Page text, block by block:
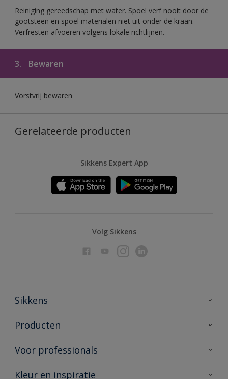
Reiniging gereedschap met water. Spoel verf nooit door de
gootsteen en spoel materialen niet uit onder de kraan.
Verfresten afvoeren volgens lokale richtlijnen.
3. Bewaren
Vorstvrij bewaren
Gerelateerde producten
Sikkens Expert App
Volg Sikkens
Sikkens
Over Sikkens
Duurzaamheid
Producten
Producten voor binnen
Vind je verkooppunt
Voor professionals
Advies & service
Kleur en inspiratie